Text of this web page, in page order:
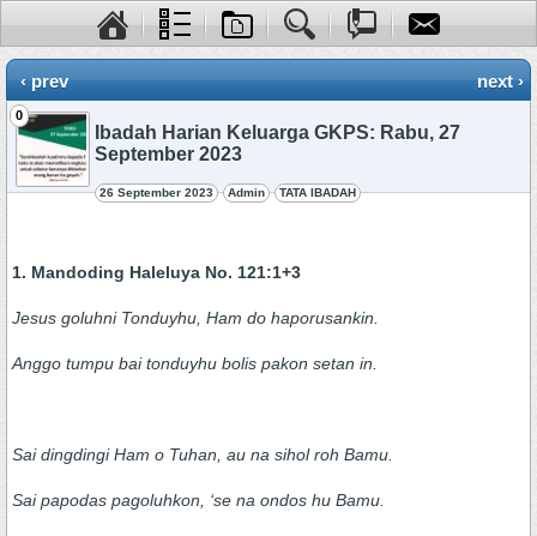
‹ prev next ›
0
Ibadah Harian Keluarga GKPS: Rabu, 27
September 2023
26 September 2023 Admin TATA IBADAH
1. Mandoding Haleluya No. 121:1+3
Jesus goluhni Tonduyhu, Ham do haporusankin.
Anggo tumpu bai tonduyhu bolis pakon setan in.
Sai dingdingi Ham o Tuhan, au na sihol roh Bamu.
Sai papodas pagoluhkon, ‘se na ondos hu Bamu.